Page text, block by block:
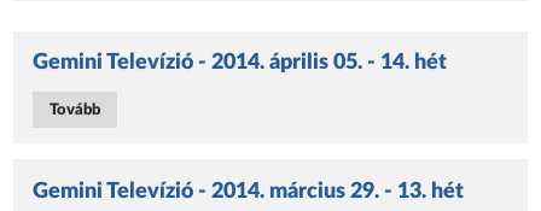
Gemini Televízió - 2014. április 05. - 14. hét
Tovább
Gemini Televízió - 2014. március 29. - 13. hét